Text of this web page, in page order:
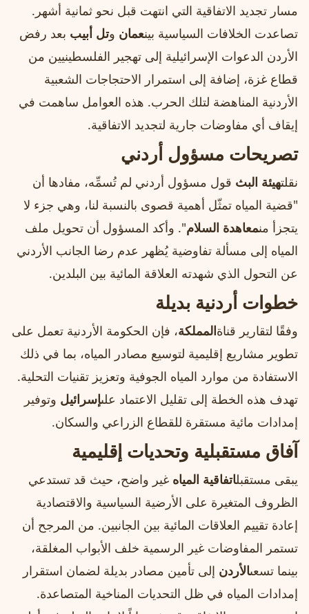
مسار تجديد الاتفاقية التي انتهت قبل نحو ثمانية أشهر.
تصاعدت الخلافات السياسية بينعمان وتل أبيب بعد رفض
الأردن الدعوات الإسرائيلية إلى تهجير الفلسطينيين من
قطاع غزة، إضافة إلى استمرار الاحتجاجات الشعبية
الأردنية المناهضة لتلك الحرب. هذه العوامل ساهمت في
إيقاف أي مفاوضات جارية لتجديد الاتفاقية.
تصريحات مسؤول أردني
نقلتهيئة البث قول مسؤول أردني لم تُسمِّه، مفادها أن
"قضية المياه تمثّل أهمية قصوى بالنسبة لنا، وهي جزء لا
يتجزأ منمعاهدة السلام". وأكد المسؤول أن تحويل ملف
المياه إلى مسألة تفاوضية يُظهر عدم رضا الجانب الأردني
عن التحول الذي شهدته العلاقة المائية بين البلدين.
خطوات أردنية بديلة
وفقًا لتقارير قناةالمملكة، فإن الحكومة الأردنية تعمل على
تطوير مشاريع إقليمية لتوسيع مصادر المياه، بما في ذلك
الاستفادة من موارد المياه الجوفية وتعزيز تقنيات التحلية.
تهدف هذه الخطة إلى تقليل الاعتماد علىإسرائيل وتوفير
إمدادات مائية مستقرة للقطاع الزراعي والسكان.
آفاق مستقبلية وتحديات إقليمية
يبقى مستقبلاتفاقية المياه غير واضح، حيث قد تستدعي
الظروف المتغيرة على الأرضية السياسية والاقتصادية
إعادة تقييم العلاقات المائية بين الجانبين. من المرجح أن
تستمر المفاوضات غير الرسمية خلف الأبواب المغلقة،
بينما تسعىالأردن إلى تأمين مصادر بديلة لضمان استقرار
إمدادات المياه في ظل التحديات المناخية المتصاعدة.